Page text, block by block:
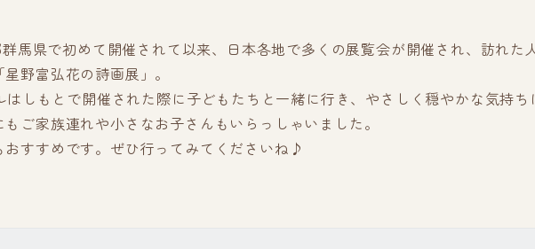
馬県で初めて開催されて以来、日本各地で多くの展覧会が開催され、訪れた
野富弘花の詩画展」。
しもとで開催された際に子どもたちと一緒に行き、やさしく穏やかな気持ち
ご家族連れや小さなお子さんもいらっしゃいました。
すすめです。ぜひ行ってみてくださいね♪